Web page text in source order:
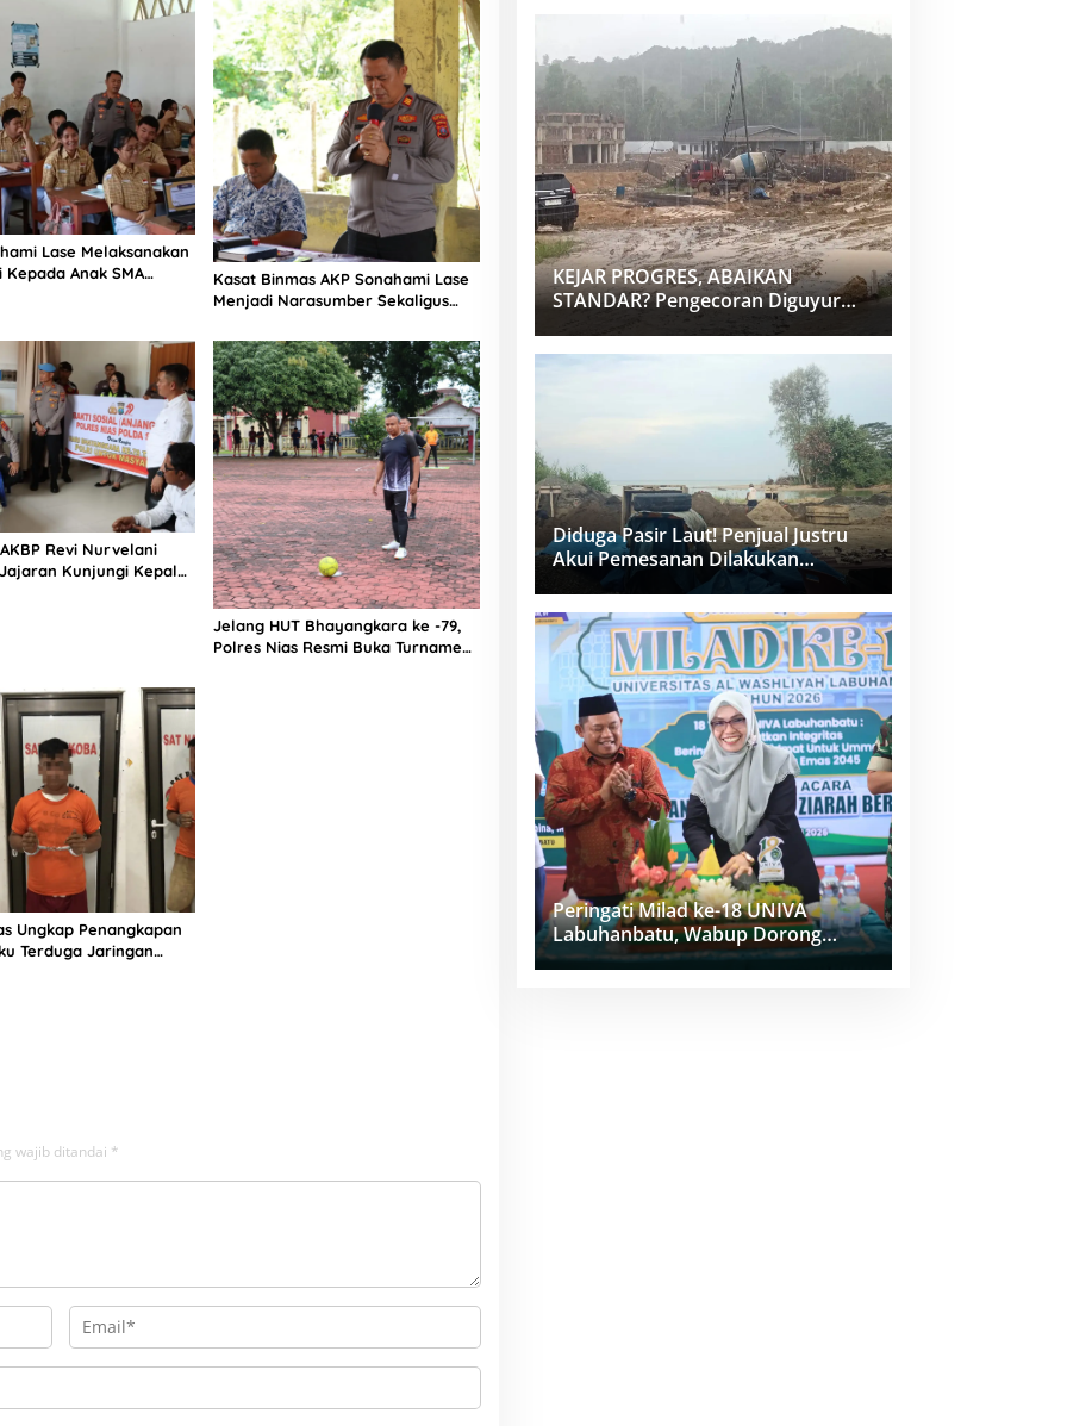
Lase Melaksanakan
Kepada Anak SMA
Kasat Binmas AKP Sonahami Lase
Menjadi Narasumber Sekaligus
Revi Nurvelani
Kunjungi Kepala
Jelang HUT Bhayangkara ke -79,
Polres Nias Resmi Buka Turnamen
Ungkap Penangkapan
Terduga Jaringan
wajib ditandai *
KEJAR PROGRES, ABAIKAN
STANDAR? Pengecoran Diguyur
Hujan di Proyek Rp87,34 Miliar
Sukma Nias, Konsultan, Pengawas
dan PPK Bungkam
Diduga Pasir Laut! Penjual Justru
Akui Pemesanan Dilakukan
Langsung Humas Proyek Sukma
Peringati Milad ke-18 UNIVA
Labuhanbatu, Wabup Dorong
Penguatan SDM Unggul Menuju